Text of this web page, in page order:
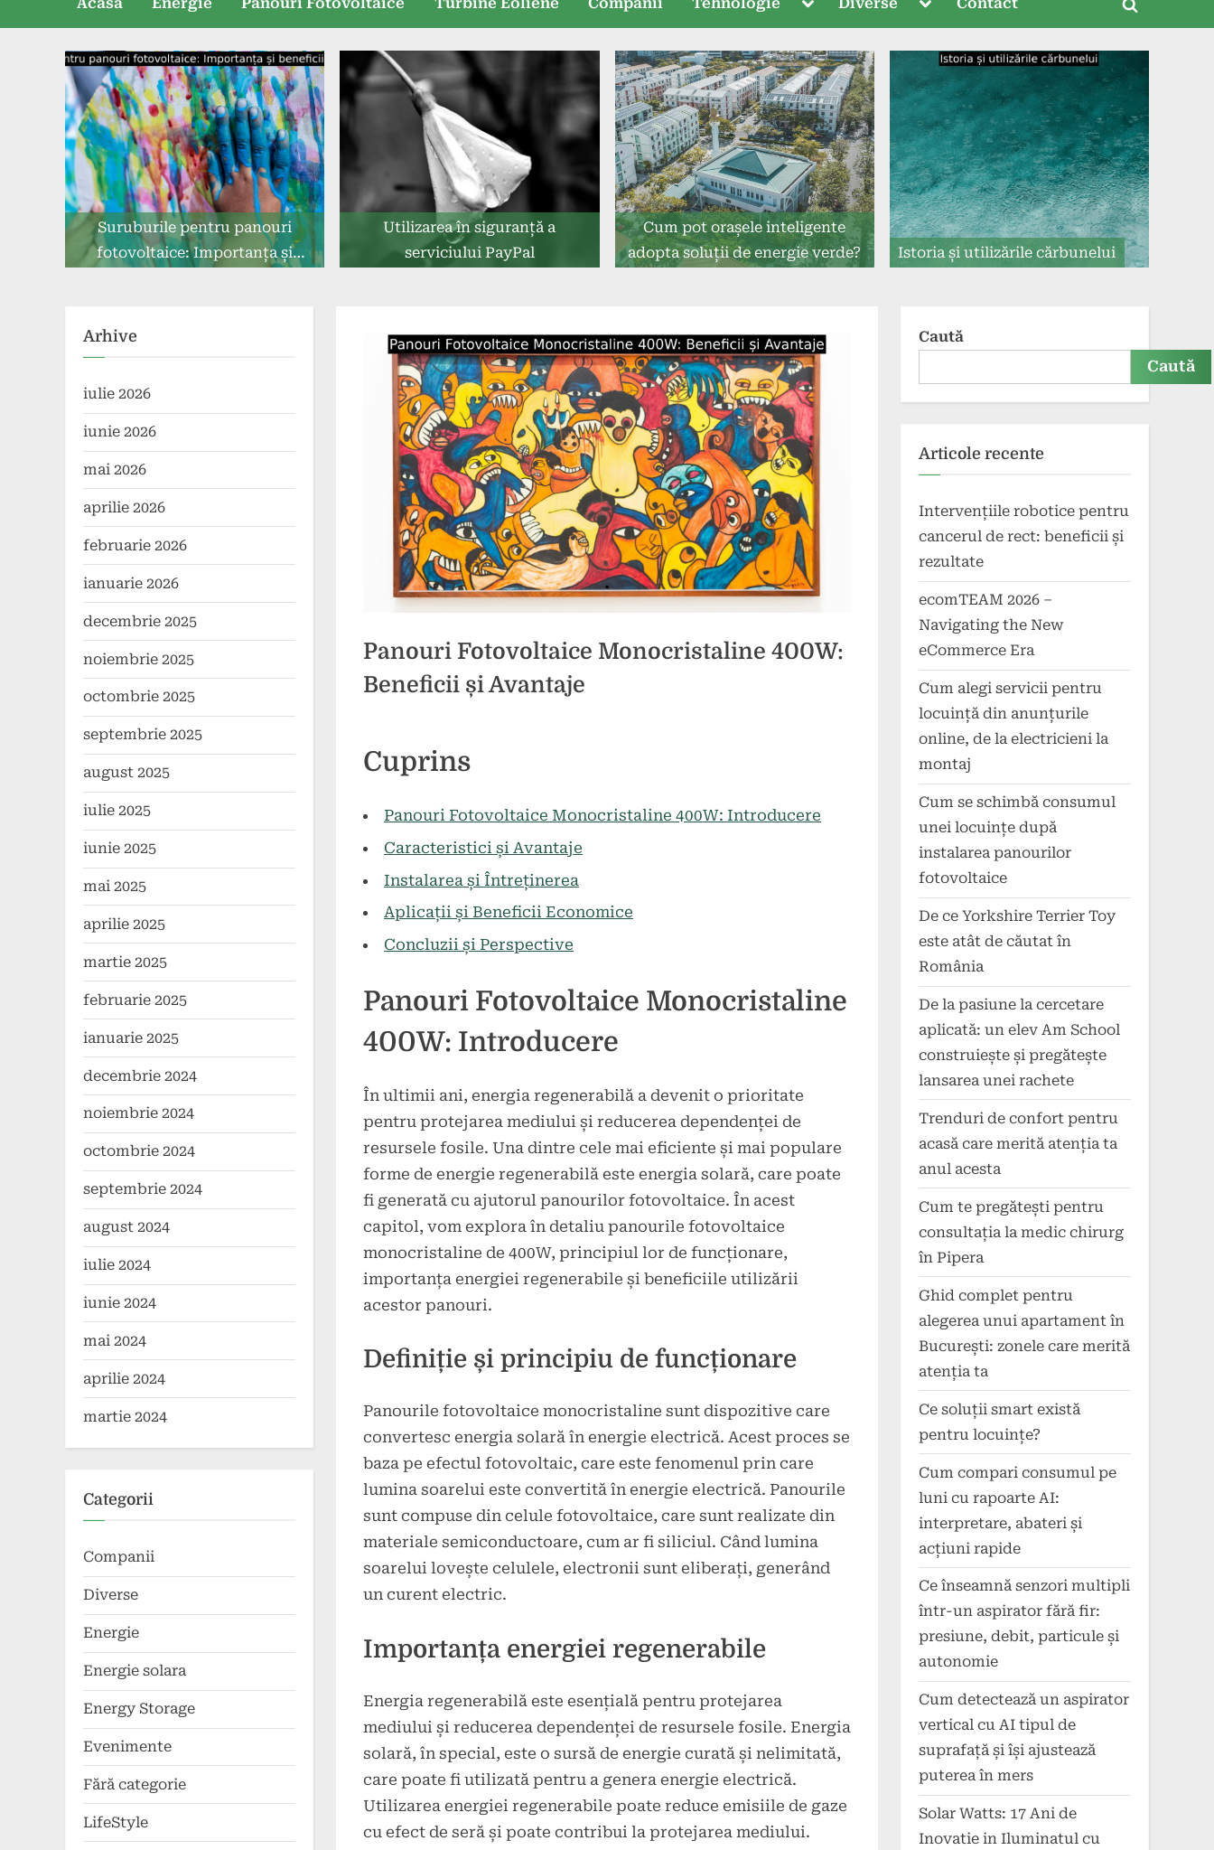
menu
menu
Toggle
form
Suruburile pentru panouri
fotovoltaice: Importanța și
Utilizarea în siguranță a
serviciului PayPal
Cum pot orașele inteligente
adopta soluții de energie verde?
Istoria și utilizările cărbunelui
Panouri Fotovoltaice Monocristaline 400W:
Beneficii și Avantaje
on
mai
Cuprins
Panouri Fotovoltaice Monocristaline 400W: Introducere
Caracteristici și Avantaje
Instalarea și Întreținerea
Aplicații și Beneficii Economice
Concluzii și Perspective
Panouri Fotovoltaice Monocristaline
400W: Introducere
În ultimii ani, energia regenerabilă a devenit o prioritate
pentru protejarea mediului și reducerea dependenței de
resursele fosile. Una dintre cele mai eficiente și mai populare
forme de energie regenerabilă este energia solară, care poate
fi generată cu ajutorul panourilor fotovoltaice. În acest
capitol, vom explora în detaliu panourile fotovoltaice
monocristaline de 400W, principiul lor de funcționare,
importanța energiei regenerabile și beneficiile utilizării
acestor panouri.
Definiție și principiu de funcționare
Panourile fotovoltaice monocristaline sunt dispozitive care
convertesc energia solară în energie electrică. Acest proces se
baza pe efectul fotovoltaic, care este fenomenul prin care
lumina soarelui este convertită în energie electrică. Panourile
sunt compuse din celule fotovoltaice, care sunt realizate din
materiale semiconductoare, cum ar fi siliciul. Când lumina
soarelui lovește celulele, electronii sunt eliberați, generând
un curent electric.
Importanța energiei regenerabile
Energia regenerabilă este esențială pentru protejarea
mediului și reducerea dependenței de resursele fosile. Energia
solară, în special, este o sursă de energie curată și nelimitată,
care poate fi utilizată pentru a genera energie electrică.
Utilizarea energiei regenerabile poate reduce emisiile de gaze
cu efect de seră și poate contribui la protejarea mediului.
Arhive
iulie 2026
iunie 2026
mai 2026
aprilie 2026
februarie 2026
ianuarie 2026
decembrie 2025
noiembrie 2025
octombrie 2025
septembrie 2025
august 2025
iulie 2025
iunie 2025
mai 2025
aprilie 2025
martie 2025
februarie 2025
ianuarie 2025
decembrie 2024
noiembrie 2024
octombrie 2024
septembrie 2024
august 2024
iulie 2024
iunie 2024
mai 2024
aprilie 2024
martie 2024
Categorii
Companii
Diverse
Energie
Energie solara
Energy Storage
Evenimente
Fără categorie
LifeStyle
Caută
Caută
Articole recente
Intervențiile robotice pentru
cancerul de rect: beneficii și
rezultate
ecomTEAM 2026 –
Navigating the New
eCommerce Era
Cum alegi servicii pentru
locuință din anunțurile
online, de la electricieni la
montaj
Cum se schimbă consumul
unei locuințe după
instalarea panourilor
fotovoltaice
De ce Yorkshire Terrier Toy
este atât de căutat în
România
De la pasiune la cercetare
aplicată: un elev Am School
construiește și pregătește
lansarea unei rachete
Trenduri de confort pentru
acasă care merită atenția ta
anul acesta
Cum te pregătești pentru
consultația la medic chirurg
în Pipera
Ghid complet pentru
alegerea unui apartament în
București: zonele care merită
atenția ta
Ce soluții smart există
pentru locuințe?
Cum compari consumul pe
luni cu rapoarte AI:
interpretare, abateri și
acțiuni rapide
Ce înseamnă senzori multipli
într-un aspirator fără fir:
presiune, debit, particule și
autonomie
Cum detectează un aspirator
vertical cu AI tipul de
suprafață și își ajustează
puterea în mers
Solar Watts: 17 Ani de
Inovatie in Iluminatul cu